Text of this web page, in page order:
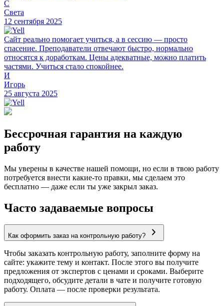
С
Света
12 сентября 2025
Сайт реально помогает учиться, а в сессию — просто
спасение. Преподаватели отвечают быстро, нормально
относятся к доработкам. Цены адекватные, можно платить
частями. Учиться стало спокойнее.
И
Игорь
25 августа 2025
Бессрочная гарантия на каждую
работу
Мы уверены в качестве нашей помощи, но если в твою работу
потребуется внести какие-то правки, мы сделаем это
бесплатно — даже если ты уже закрыл заказ.
Часто задаваемые вопросы
Как оформить заказ на контрольную работу?
Чтобы заказать контрольную работу, заполните форму на
сайте: укажите тему и контакт. После этого вы получите
предложения от экспертов с ценами и сроками. Выберите
подходящего, обсудите детали в чате и получите готовую
работу. Оплата — после проверки результата.